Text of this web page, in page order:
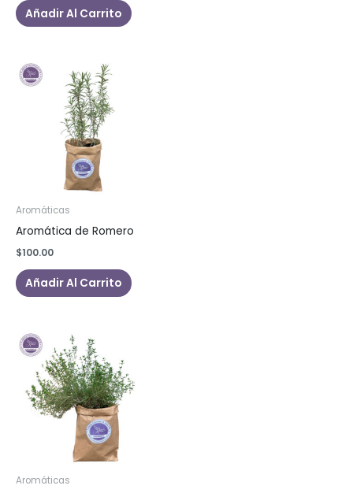
Añadir Al Carrito
Aromáticas
Aromática de Romero
$100.00
Añadir Al Carrito
Aromáticas